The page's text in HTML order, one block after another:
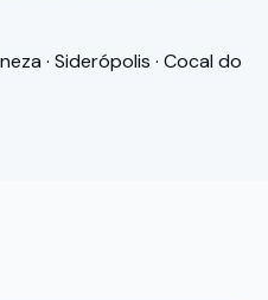
· Siderópolis · Cocal do